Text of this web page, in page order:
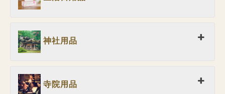
神社用品
寺院用品